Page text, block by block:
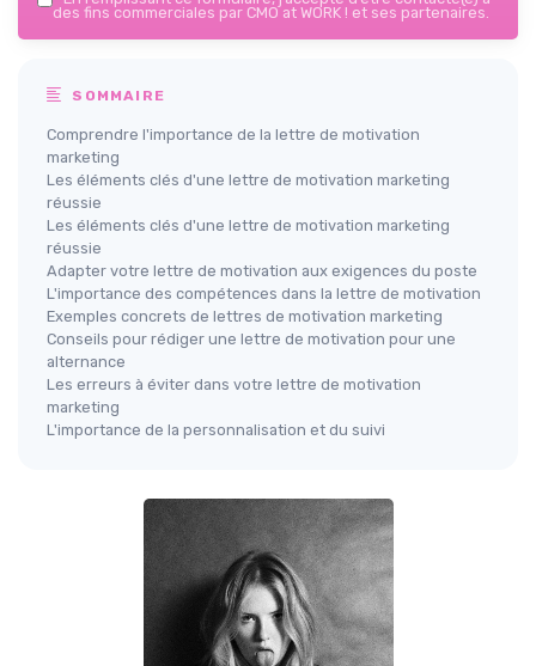
des fins commerciales par CMO at WORK ! et ses partenaires.
SOMMAIRE
Comprendre l'importance de la lettre de motivation
marketing
Les éléments clés d'une lettre de motivation marketing
réussie
Les éléments clés d'une lettre de motivation marketing
réussie
Adapter votre lettre de motivation aux exigences du poste
L'importance des compétences dans la lettre de motivation
Exemples concrets de lettres de motivation marketing
Conseils pour rédiger une lettre de motivation pour une
alternance
Les erreurs à éviter dans votre lettre de motivation
marketing
L'importance de la personnalisation et du suivi